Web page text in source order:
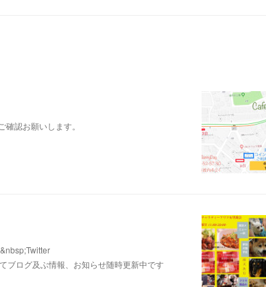
認お願いします。
ログ及ぶ情報、お知らせ随時更新中です